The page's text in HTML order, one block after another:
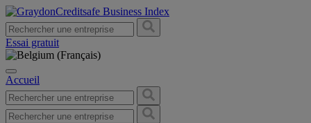
Essai gratuit
Accueil